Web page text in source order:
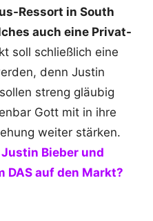
Ressort in South
auch eine Privat-
soll schließlich eine
denn Justin
streng gläubig
Gott mit in ihre
weiter stärken.
Bieber und
DAS auf den Markt?